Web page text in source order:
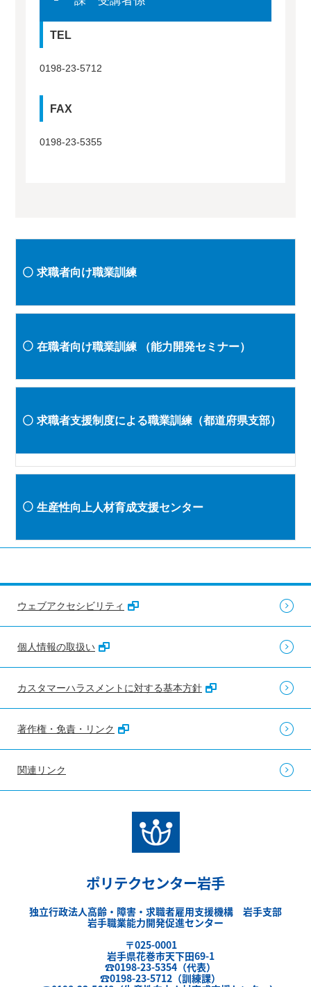
TEL
0198-23-5712
FAX
0198-23-5355
求職者向け職業訓練
在職者向け職業訓練 （能力開発セミナー）
求職者支援制度による職業訓練（都道府県支部）
生産性向上人材育成支援センター
ウェブアクセシビリティ
個人情報の取扱い
カスタマーハラスメントに対する基本方針
著作権・免責・リンク
関連リンク
ポリテクセンター岩手
独立行政法人高齢・障害・求職者雇用支援機構 岩手支部
岩手職業能力開発促進センター
〒025-0001
岩手県花巻市天下田69-1
☎0198-23-5354（代表）
☎0198-23-5712（訓練課）